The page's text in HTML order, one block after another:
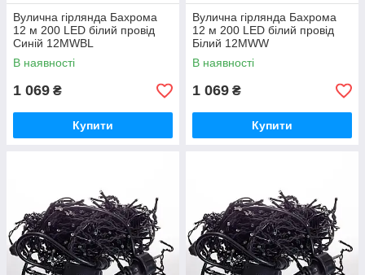
Вулична гірлянда Бахрома
12 м 200 LED білий провід
Синій 12MWBL
В наявності
1 069 ₴
Купити
Вулична гірлянда Бахрома
12 м 200 LED білий провід
Білий 12MWW
В наявності
1 069 ₴
Купити